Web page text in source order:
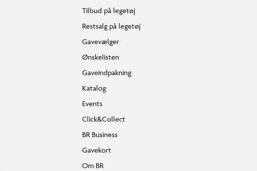
Tilbud på legetøj
Restsalg på legetøj
Gavevælger
Ønskelisten
Gaveindpakning
Katalog
Events
Click&Collect
BR Business
Gavekort
Om BR